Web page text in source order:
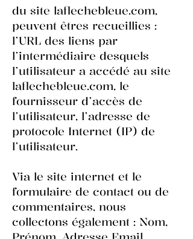
du site laflechebleue.com,
peuvent êtres recueillies :
l’URL des liens par
l’intermédiaire desquels
l’utilisateur a accédé au site
laflechebleue.com, le
fournisseur d’accès de
l’utilisateur, l’adresse de
protocole Internet (IP) de
l’utilisateur.
Via le site internet et le
formulaire de contact ou de
commentaires, nous
collectons également : Nom,